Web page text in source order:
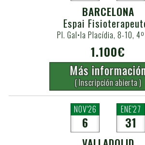
BARCELONA
Espai
Pl. Gal•la Placídia, 8-10,
1.100€
Más
( Inscripción abierta )
NOV'26
6
ENE'27
31